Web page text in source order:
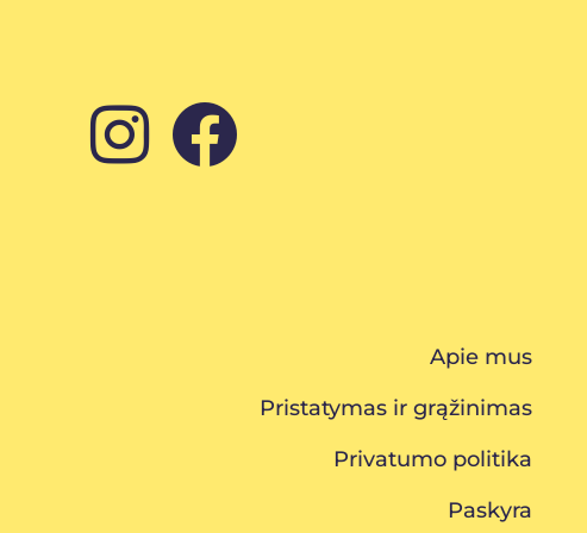
Apie mus
Pristatymas ir grąžinimas
Privatumo politika
Paskyra